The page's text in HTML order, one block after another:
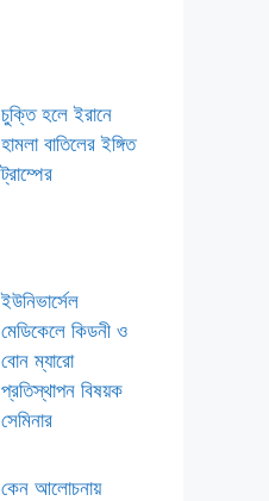
চুক্তি হলে ইরানে
হামলা বাতিলের ইঙ্গিত
ট্রাম্পের
ইউনিভার্সেল
মেডিকেলে কিডনী ও
বোন ম্যারো
প্রতিস্থাপন বিষয়ক
সেমিনার
কেন আলোচনায়